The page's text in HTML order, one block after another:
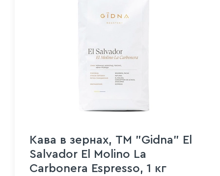
Кава в зeрнах, TM "Gidna" El
Salvador El Molino La
Carbonera Espresso, 1 кг